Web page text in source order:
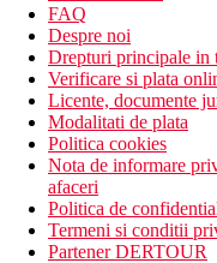
magazin de
schimb valutar
WiFi in camere
Descrierea plajei
frumoasa plaja
sezlonguri
Activitati sportive
caiace,
biliard
FAQ
Despre noi
Drepturi principale in
Verificare si plata
Licente, documente
Modalitati de plata
Politica cookies
Nota de informare
afaceri
Politica de
Termeni si conditii
Partener DERTOUR